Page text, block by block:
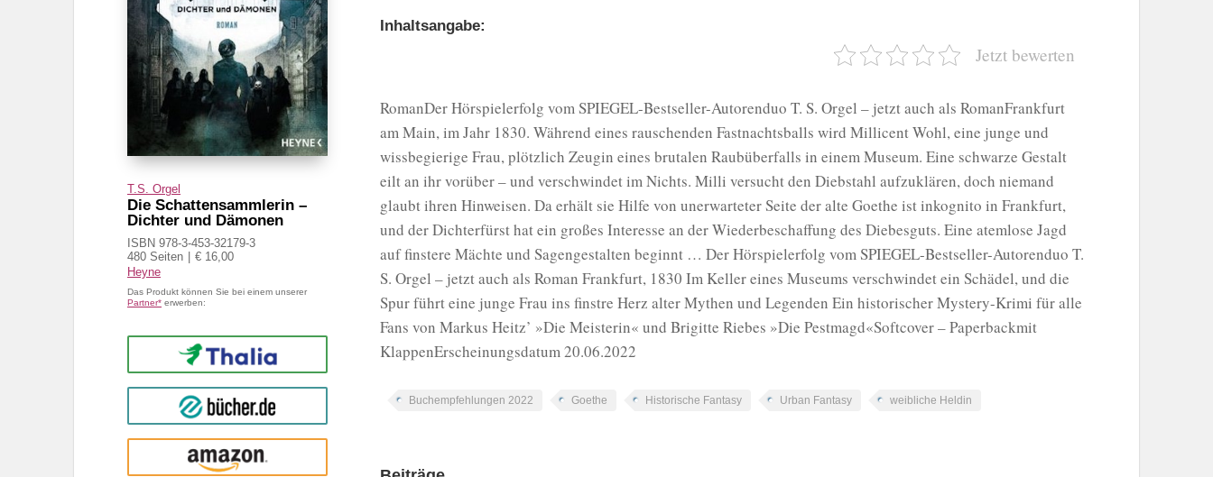
T.S. Orgel
Die Schattensammlerin –
Dichter und Dämonen
ISBN 978-3-453-32179-3
480 Seiten
€ 16,00
Heyne
Das Produkt können Sie bei einem unserer
Partner* erwerben:
Thalia
buecher.de
Amazon
Inhaltsangabe:
Jetzt bewerten
RomanDer Hörspielerfolg vom SPIEGEL-Bestseller-Autorenduo T. S. Orgel – jetzt auch als RomanFrankfurt
am Main, im Jahr 1830. Während eines rauschenden Fastnachtsballs wird Millicent Wohl, eine junge und
wissbegierige Frau, plötzlich Zeugin eines brutalen Raubüberfalls in einem Museum. Eine schwarze Gestalt
eilt an ihr vorüber – und verschwindet im Nichts. Milli versucht den Diebstahl aufzuklären, doch niemand
glaubt ihren Hinweisen. Da erhält sie Hilfe von unerwarteter Seite der alte Goethe ist inkognito in Frankfurt,
und der Dichterfürst hat ein großes Interesse an der Wiederbeschaffung des Diebesguts. Eine atemlose Jagd
auf finstere Mächte und Sagengestalten beginnt … Der Hörspielerfolg vom SPIEGEL-Bestseller-Autorenduo T.
S. Orgel – jetzt auch als Roman Frankfurt, 1830 Im Keller eines Museums verschwindet ein Schädel, und die
Spur führt eine junge Frau ins finstre Herz alter Mythen und Legenden Ein historischer Mystery-Krimi für alle
Fans von Markus Heitz’ »Die Meisterin« und Brigitte Riebes »Die Pestmagd«Softcover – Paperbackmit
KlappenErscheinungsdatum 20.06.2022
Buchempfehlungen 2022 Goethe Historische Fantasy Urban Fantasy weibliche Heldin